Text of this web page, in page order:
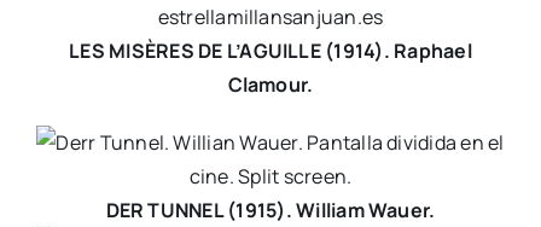
LES MISÈRES DE L’AGUILLE (1914). Raphael
Clamour.
DER TUNNEL (1915). William Wauer.